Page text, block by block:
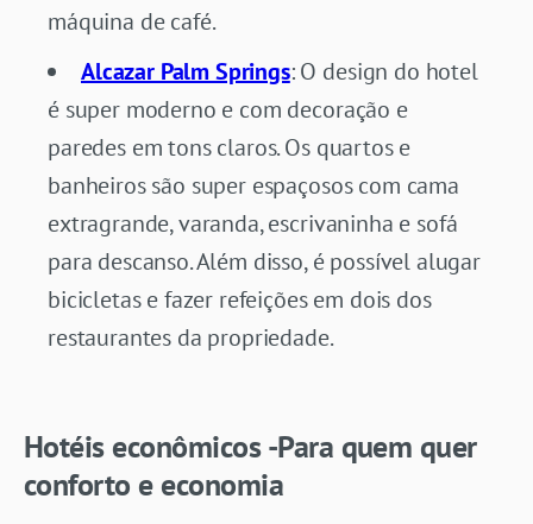
máquina de café.
Alcazar Palm Springs: O design do hotel
é super moderno e com decoração e
paredes em tons claros. Os quartos e
banheiros são super espaçosos com cama
extragrande, varanda, escrivaninha e sofá
para descanso. Além disso, é possível alugar
bicicletas e fazer refeições em dois dos
restaurantes da propriedade.
Hotéis econômicos -Para quem quer
conforto e economia